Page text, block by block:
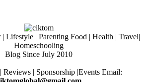
Lifestyle | Parenting Food | Health | Travel|
Homeschooling
Blog Since July 2010
Reviews | Sponsorship |Events Email: